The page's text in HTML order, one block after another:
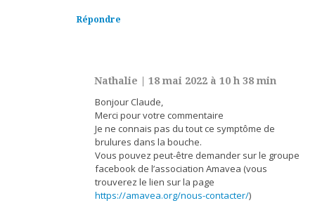
Répondre
Nathalie 18 mai 2022 à 10 h 38 min
Bonjour Claude,
Merci pour votre commentaire
Je ne connais pas du tout ce symptôme de
brulures dans la bouche.
Vous pouvez peut-être demander sur le groupe
facebook de l’association Amavea (vous
trouverez le lien sur la page
https://amavea.org/nous-contacter/)